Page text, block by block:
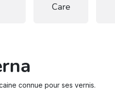
Care
connue pour ses vernis.